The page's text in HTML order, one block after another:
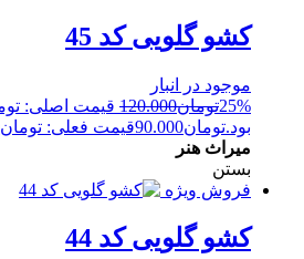
کشو گلویی کد 45
موجود در انبار
25%تومان120.000
بود.تومان90.000قیمت فعلی: تومان90.000.
میراث هنر
بستن
فروش ویژه
کشو گلویی کد 44